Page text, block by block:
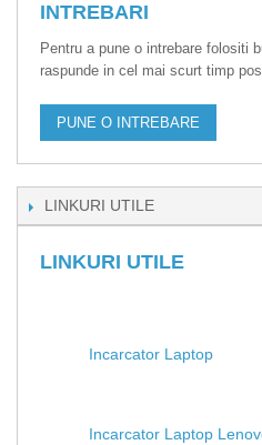
INTREBARI
Pentru a pune o intrebare folositi
raspunde in cel mai scurt timp
PUNE O INTREBARE
LINKURI UTILE
LINKURI UTILE
Incarcator Laptop
Incarcator Laptop